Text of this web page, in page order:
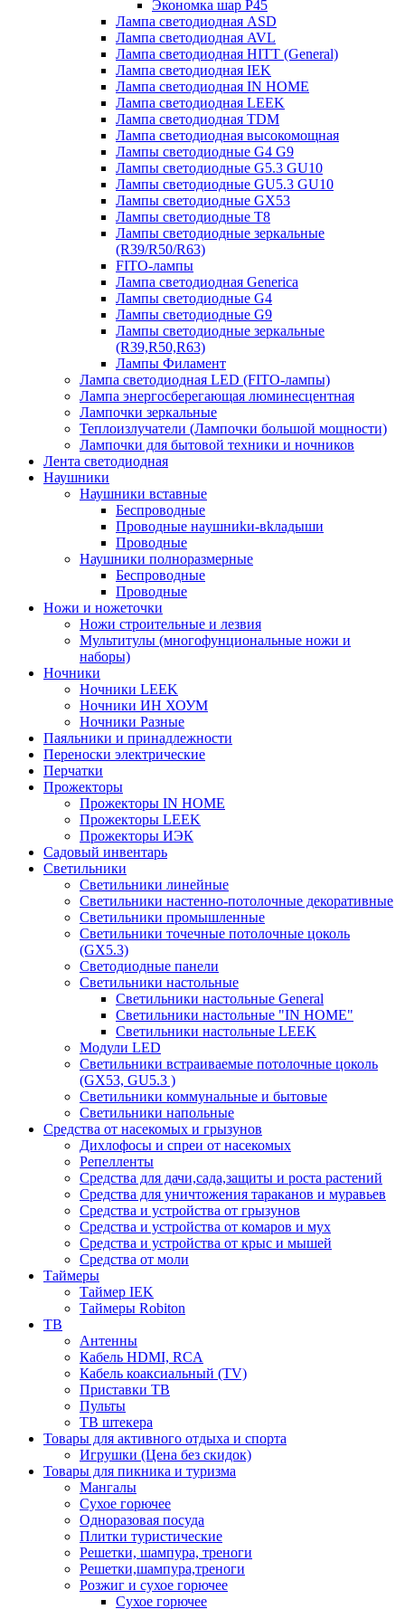
Экономка шар P45
Лампа светодиодная ASD
Лампа светодиодная AVL
Лампа светодиодная HITT (General)
Лампа светодиодная IEK
Лампа светодиодная IN HOME
Лампа светодиодная LEEK
Лампа светодиодная TDM
Лампа светодиодная высокомощная
Лампы светодиодные G4 G9
Лампы светодиодные G5.3 GU10
Лампы светодиодные GU5.3 GU10
Лампы светодиодные GX53
Лампы светодиодные T8
Лампы светодиодные зеркальные
(R39/R50/R63)
FITO-лампы
Лампа светодиодная Generica
Лампы светодиодные G4
Лампы светодиодные G9
Лампы светодиодные зеркальные
(R39,R50,R63)
Лампы Филамент
Лампа светодиодная LED (FITO-лампы)
Лампа энергосберегающая люминесцентная
Лампочки зеркальные
Теплоизлучатели (Лампочки большой мощности)
Лампочки для бытовой техники и ночников
Лента светодиодная
Наушники
Наушники вставные
Беспроводные
Пpoвoдныe нayшниkи-вkлaдыши
Проводные
Наушники полноразмерные
Беспроводные
Проводные
Ножи и ножеточки
Ножи строительные и лезвия
Мультитулы (многофунциональные ножи и
наборы)
Ночники
Ночники LEEK
Ночники ИН ХОУМ
Ночники Разные
Паяльники и принадлежности
Переноски электрические
Перчатки
Прожекторы
Прожекторы IN HOME
Прожекторы LEEK
Прожекторы ИЭК
Садовый инвентарь
Светильники
Светильники линейные
Светильники настенно-потолочные декоративные
Светильники промышленные
Светильники точечные потолочные цоколь
(GX5.3)
Светодиодные панели
Cветильники настольные
Светильники настольные General
Светильники настольные "IN HOME"
Светильники настольные LEEK
Модули LED
Светильники встраиваемые потолочные цоколь
(GX53, GU5.3 )
Светильники коммунальные и бытовые
Светильники напольные
Средства от насекомых и грызунов
Дихлофосы и спреи от насекомых
Репелленты
Средства для дачи,сада,защиты и роста растений
Средства для уничтожения тараканов и муравьев
Средства и устройства от грызунов
Средства и устройства от комаров и мух
Средства и устройства от крыс и мышей
Средства от моли
Таймеры
Таймер IEK
Таймеры Robiton
ТВ
Антенны
Кабель HDMI, RCA
Кабель коаксиальный (TV)
Приставки ТВ
Пульты
ТВ штекера
Товары для активного отдыха и спорта
Игрушки (Цена без скидок)
Товары для пикника и туризма
Мангалы
Сухое горючее
Одноразовая посуда
Плитки туристические
Решетки, шампура, треноги
Решетки,шампура,треноги
Розжиг и сухое горючее
Сухое горючее